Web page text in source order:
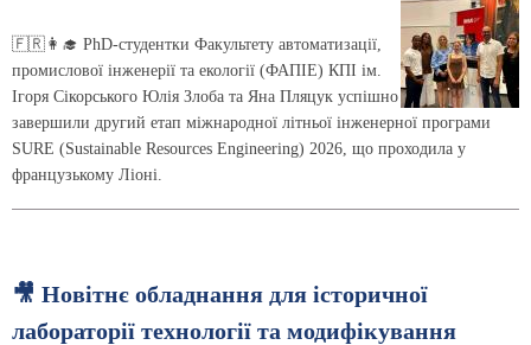
🇫🇷👩‍🎓 PhD-студентки Факультету автоматизації,
промислової інженерії та екології (ФАПІЕ) КПІ ім.
Ігоря Сікорського Юлія Злоба та Яна Пляцук успішно
завершили другий етап міжнародної літньої інженерної програми
SURE (Sustainable Resources Engineering) 2026, що проходила у
французькому Ліоні.
🎥 Новітнє обладнання для історичної
лабораторії технології та модифікування